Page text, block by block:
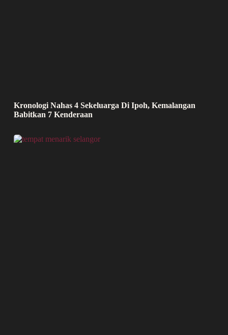
Kronologi Nahas 4 Sekeluarga Di Ipoh, Kemalangan
Babitkan 7 Kenderaan